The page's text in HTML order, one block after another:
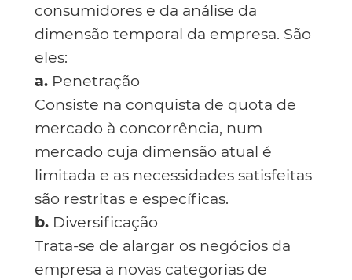
consumidores e da análise da
dimensão temporal da empresa. São
eles:
a. Penetração
Consiste na conquista de quota de
mercado à concorrência, num
mercado cuja dimensão atual é
limitada e as necessidades satisfeitas
são restritas e específicas.
b. Diversificação
Trata-se de alargar os negócios da
empresa a novas categorias de